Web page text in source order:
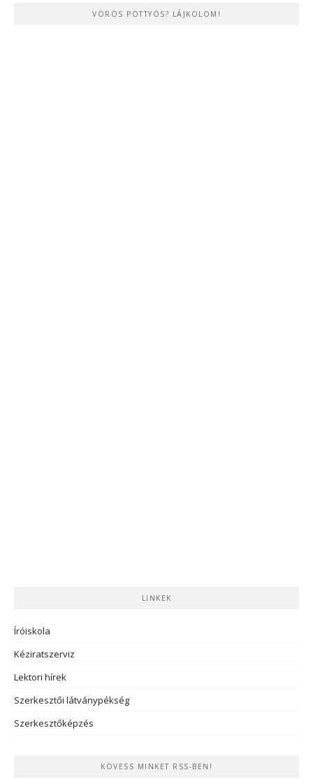
VÖRÖS PÖTTYÖS? LÁJKOLOM!
LINKEK
Íróiskola
Kéziratszerviz
Lektori hírek
Szerkesztői látványpékség
Szerkesztőképzés
KÖVESS MINKET RSS-BEN!